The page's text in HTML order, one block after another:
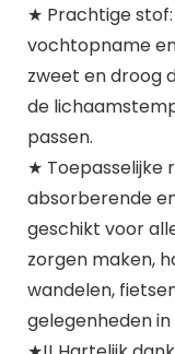
★ Prachtige
vochtopname
zweet en droog
de
passen.
★ Toepasselijke
absorberende
geschikt voor
zorgen maken,
wandelen,
gelegenheden